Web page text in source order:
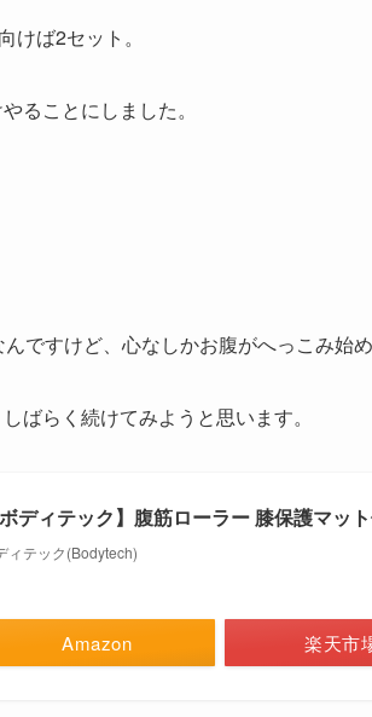
けば2セット。
ることにしました。
ですけど、心なしかお腹がへっこみ始
ばらく続けてみようと思います。
ボディテック】腹筋ローラー 膝保護マッ
ィテック(Bodytech)
Amazon 楽天市